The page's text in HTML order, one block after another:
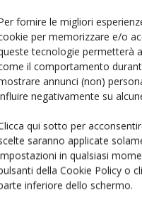
fornire le migliori
per memorizzare e/o
tecnologie permetterà
il comportamento
annunci (non)
negativamente su
qui sotto per
saranno applicate
in qualsiasi
della Cookie Policy o
inferiore dello schermo.
PCIe
Kioxia: nuovi
Massimiliano